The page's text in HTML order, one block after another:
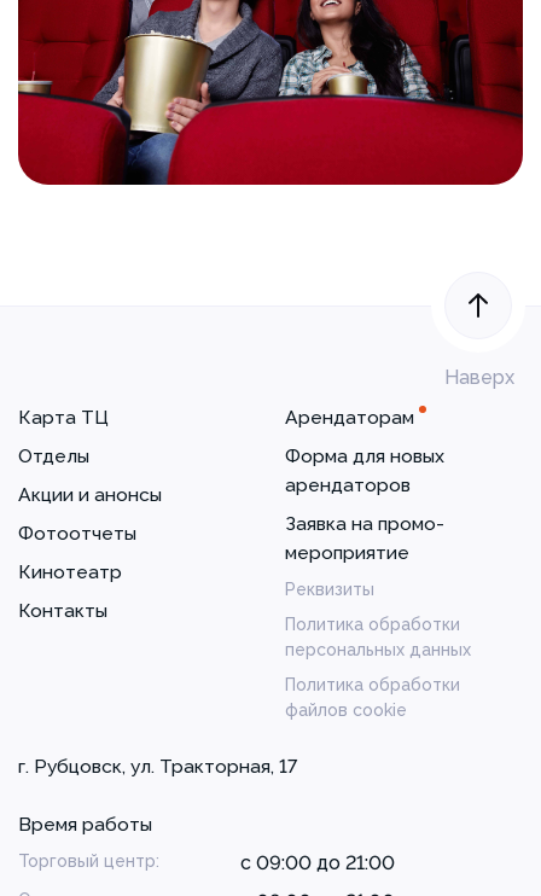
Наверх
Карта ТЦ
Отделы
Акции и анонсы
Фотоотчеты
Кинотеатр
Контакты
Арендаторам
Форма для новых
арендаторов
Заявка на промо-
мероприятие
Реквизиты
Политика обработки
персональных данных
Политика обработки
файлов cookie
г. Рубцовск, ул. Тракторная, 17
Время работы
Торговый центр: с 09:00 до 21:00